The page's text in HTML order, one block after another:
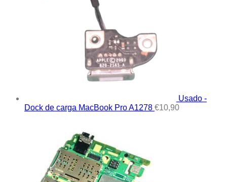
Usado -
Dock de carga MacBook Pro A1278 €10,90